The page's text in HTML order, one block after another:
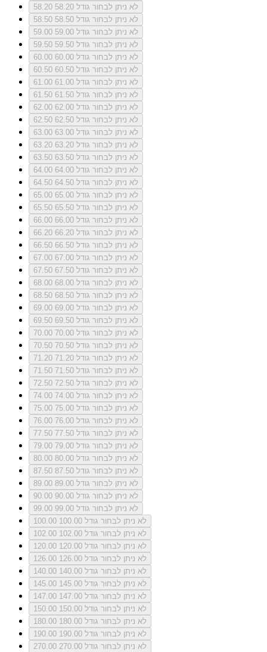
58.20
לא ניתן לבחור גודל 58.20
58.50
לא ניתן לבחור גודל 58.50
59.00
לא ניתן לבחור גודל 59.00
59.50
לא ניתן לבחור גודל 59.50
60.00
לא ניתן לבחור גודל 60.00
60.50
לא ניתן לבחור גודל 60.50
61.00
לא ניתן לבחור גודל 61.00
61.50
לא ניתן לבחור גודל 61.50
62.00
לא ניתן לבחור גודל 62.00
62.50
לא ניתן לבחור גודל 62.50
63.00
לא ניתן לבחור גודל 63.00
63.20
לא ניתן לבחור גודל 63.20
63.50
לא ניתן לבחור גודל 63.50
64.00
לא ניתן לבחור גודל 64.00
64.50
לא ניתן לבחור גודל 64.50
65.00
לא ניתן לבחור גודל 65.00
65.50
לא ניתן לבחור גודל 65.50
66.00
לא ניתן לבחור גודל 66.00
66.20
לא ניתן לבחור גודל 66.20
66.50
לא ניתן לבחור גודל 66.50
67.00
לא ניתן לבחור גודל 67.00
67.50
לא ניתן לבחור גודל 67.50
68.00
לא ניתן לבחור גודל 68.00
68.50
לא ניתן לבחור גודל 68.50
69.00
לא ניתן לבחור גודל 69.00
69.50
לא ניתן לבחור גודל 69.50
70.00
לא ניתן לבחור גודל 70.00
70.50
לא ניתן לבחור גודל 70.50
71.20
לא ניתן לבחור גודל 71.20
71.50
לא ניתן לבחור גודל 71.50
72.50
לא ניתן לבחור גודל 72.50
74.00
לא ניתן לבחור גודל 74.00
75.00
לא ניתן לבחור גודל 75.00
76.00
לא ניתן לבחור גודל 76.00
77.50
לא ניתן לבחור גודל 77.50
79.00
לא ניתן לבחור גודל 79.00
80.00
לא ניתן לבחור גודל 80.00
87.50
לא ניתן לבחור גודל 87.50
89.00
לא ניתן לבחור גודל 89.00
90.00
לא ניתן לבחור גודל 90.00
99.00
לא ניתן לבחור גודל 99.00
100.00
לא ניתן לבחור גודל 100.00
102.00
לא ניתן לבחור גודל 102.00
120.00
לא ניתן לבחור גודל 120.00
126.00
לא ניתן לבחור גודל 126.00
140.00
לא ניתן לבחור גודל 140.00
145.00
לא ניתן לבחור גודל 145.00
147.00
לא ניתן לבחור גודל 147.00
150.00
לא ניתן לבחור גודל 150.00
180.00
לא ניתן לבחור גודל 180.00
190.00
לא ניתן לבחור גודל 190.00
270.00
לא ניתן לבחור גודל 270.00